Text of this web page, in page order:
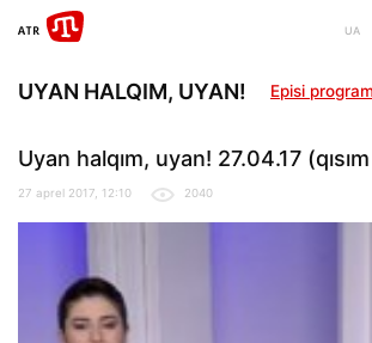
UA
UYAN HALQIM, UYAN! Episi
Uyan halqım, uyan! 27.04.17
27 aprel 2017, 12:10 2040